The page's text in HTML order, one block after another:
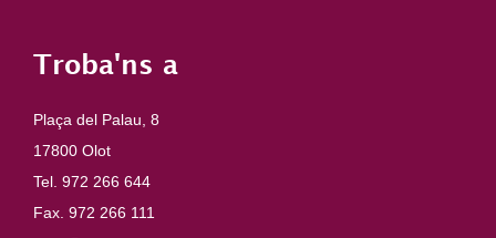
Troba'ns a
Plaça del Palau, 8
17800 Olot
Tel. 972 266 644
Fax. 972 266 111